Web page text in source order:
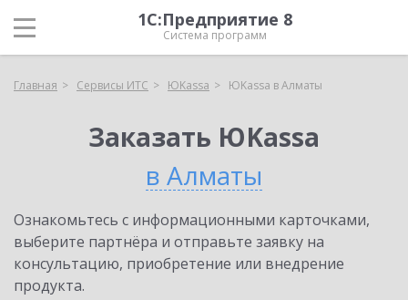
1С:Предприятие 8
Система программ
Главная Сервисы ИТС ЮKassa ЮKassa в Алматы
Заказать ЮKassa
в Алматы
Ознакомьтесь с информационными карточками,
выберите партнёра и отправьте заявку на
консультацию, приобретение или внедрение
продукта.